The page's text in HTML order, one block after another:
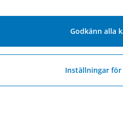
Kommunen kartlägger just nu
kulturmiljöperspektiv. I och
sådan byggnad ansöka om
Hjo kommun samlar
Från och med nu samlar Hjo
Godkänn alla
Inställningar